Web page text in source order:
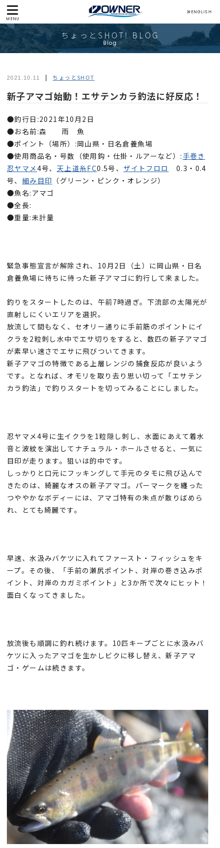
MENU
ENGLISH
ちょっとSHOT! BLOG
Blog
2021.10.11 ちょっとSHOT
新子アマゴ始動！エサテンカラ釣法に好反応！
●釣行日:2021年10月2日
●お名前:森 雨 魚
●ポイント（場所）:岡山県・日名倉養魚場
●使用商品名・号数（使用鈎・仕掛・ルアーなど）: 手巻き
忍ヤマメ 4号、 天上道糸FC0.5号、 ザイトフロロ
0.3・0.4
号、 細み目印 （グリーン・ピンク・オレンジ）
●魚名:アマゴ
●全長:
●重量:未計量
緊急事態宣言が解除され、10月2日（土）に岡山県・日名
倉養魚場に待ちに待った新子アマゴに釣行して来ました。
釣りをスタートしたのは、午前7時過ぎ。下流部の太陽光が
直射しにくいエリアを選択。
放流して間もなく、セオリー通りに手前筋のポイントにイ
クラを2粒刺し水中でエサ切りをすると、数匹の新子アマゴ
が素早い速さでエサに飛びついてきます。
新子アマゴの特徴である上層レンジの捕食反応が良いよう
です。となれば、オモリを取り去り思い切って「エサテン
カラ釣法」で釣りスタートを切ってみることにしました。
忍ヤマメ4号に生イクラを1粒隠し刺し、水面にあえて着水
音と波紋を演出してナチュラル・ホールさせると、一気に
目印が走ります。狙いは的中です。
しっかりと口元にフッキングして手元のタモに飛び込んで
きたのは、綺麗なオスの新子アマゴ。パーマークを纏った
つややかなボディーには、アマゴ特有の朱点が散りばめら
れ、とても綺麗です。
早速、水汲みバケツに入れてファースト・フィッシュをキ
ープ。その後、「手前の瀬尻ポイント、対岸の巻き込みポ
イント、対岸のカガミポイント」と3か所で次々にヒット！
面白くなってきました。
放流後も順調に釣れ続けます。10匹キープごとに水汲みバ
ケツに入ったアマゴを生かしビクに移し替え、新子アマ
ゴ・ゲームは続きます。